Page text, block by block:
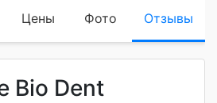
Цены Фото Отзывы
Bio Dent